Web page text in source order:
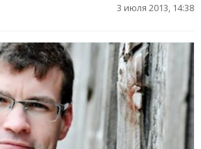
3 июля 2013, 14:38